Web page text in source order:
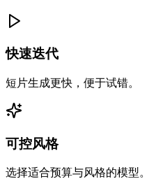
快速迭代
短片生成更快，便于试错。
可控风格
选择适合预算与风格的模型。